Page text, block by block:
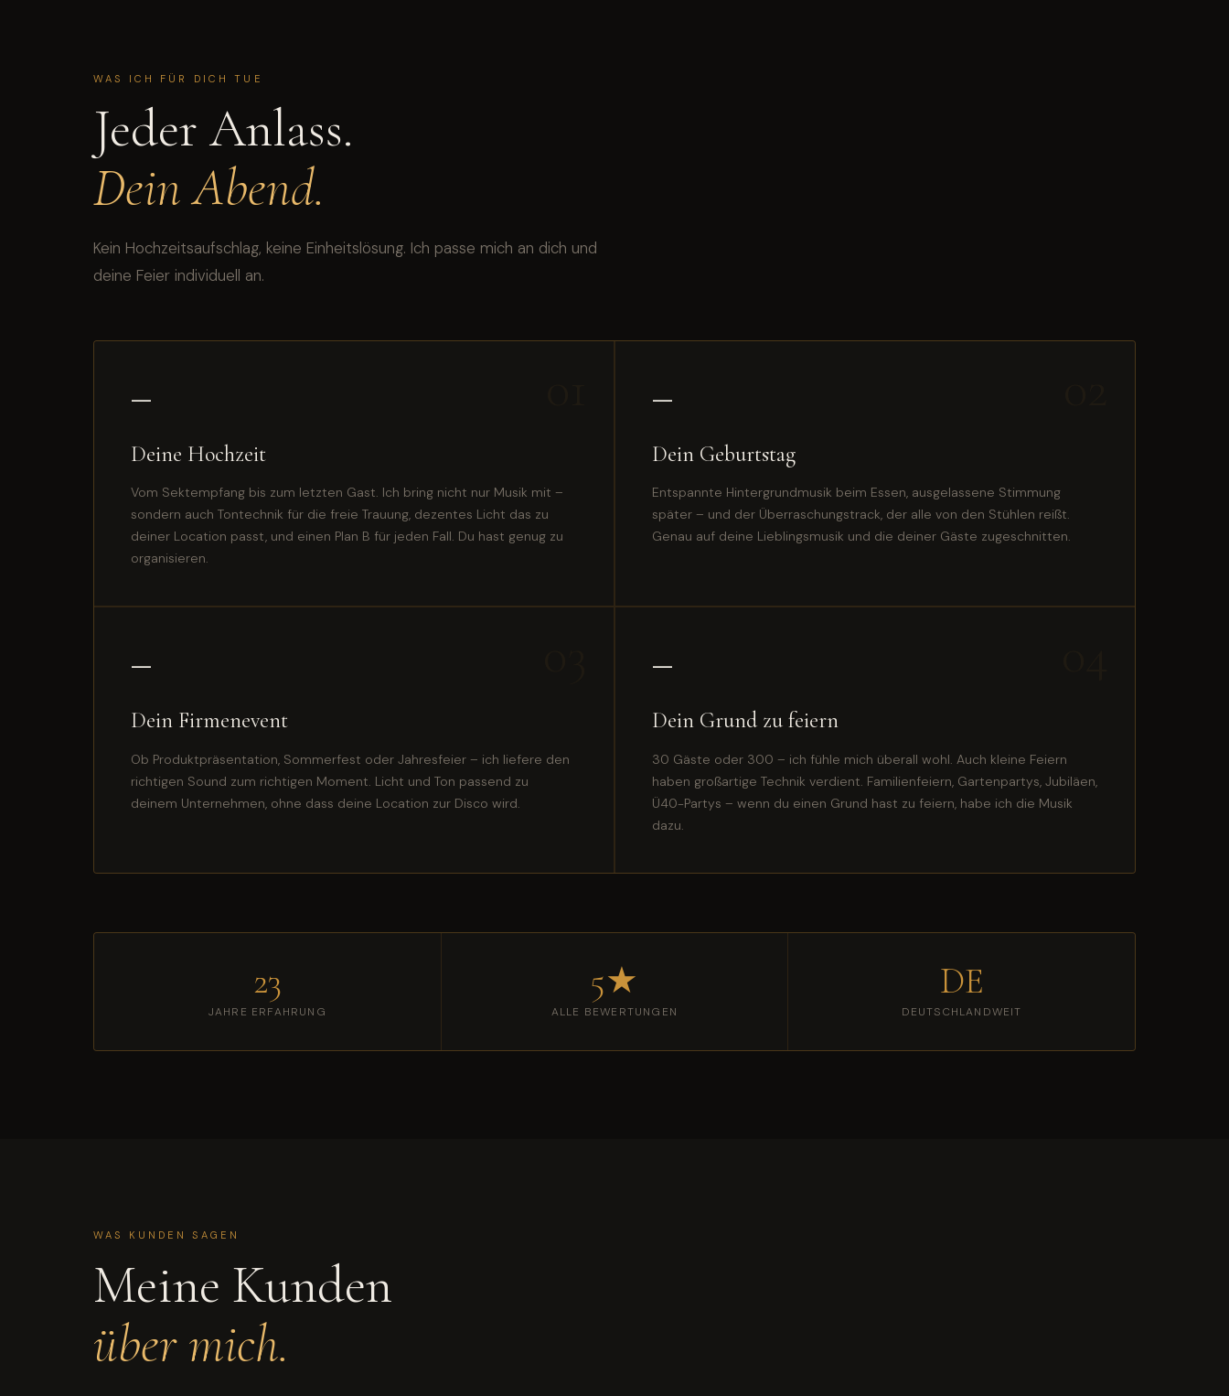
WAS ICH FÜR DICH TUE
Jeder Anlass.
Dein Abend.
Kein Hochzeitsaufschlag, keine Einheitslösung. Ich passe mich an dich und
deine Feier individuell an.
—
Deine Hochzeit
Vom Sektempfang bis zum letzten Gast. Ich bring nicht nur Musik mit –
sondern auch Tontechnik für die freie Trauung, dezentes Licht das zu
deiner Location passt, und einen Plan B für jeden Fall. Du hast genug zu
organisieren.
—
Dein Geburtstag
Entspannte Hintergrundmusik beim Essen, ausgelassene Stimmung
später – und der Überraschungstrack, der alle von den Stühlen reißt.
Genau auf deine Lieblingsmusik und die deiner Gäste zugeschnitten.
—
Dein Firmenevent
Ob Produktpräsentation, Sommerfest oder Jahresfeier – ich liefere den
richtigen Sound zum richtigen Moment. Licht und Ton passend zu
deinem Unternehmen, ohne dass deine Location zur Disco wird.
—
Dein Grund zu feiern
30 Gäste oder 300 – ich fühle mich überall wohl. Auch kleine Feiern
haben großartige Technik verdient. Familienfeiern, Gartenpartys, Jubiläen,
Ü40-Partys – wenn du einen Grund hast zu feiern, habe ich die Musik
dazu.
23
JAHRE ERFAHRUNG
5★
ALLE BEWERTUNGEN
DE
DEUTSCHLANDWEIT
WAS KUNDEN SAGEN
Meine Kunden
über mich.